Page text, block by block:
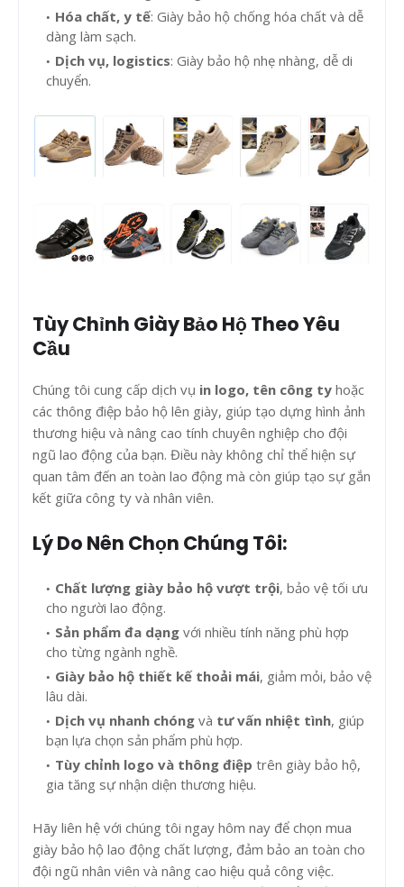
Hóa chất, y tế: Giày bảo hộ chống hóa chất và dễ
dàng làm sạch.
Dịch vụ, logistics: Giày bảo hộ nhẹ nhàng, dễ di
chuyển.
Tùy Chỉnh Giày Bảo Hộ Theo Yêu
Cầu
Chúng tôi cung cấp dịch vụ in logo, tên công ty hoặc
các thông điệp bảo hộ lên giày, giúp tạo dựng hình ảnh
thương hiệu và nâng cao tính chuyên nghiệp cho đội
ngũ lao động của bạn. Điều này không chỉ thể hiện sự
quan tâm đến an toàn lao động mà còn giúp tạo sự gắn
kết giữa công ty và nhân viên.
Lý Do Nên Chọn Chúng Tôi:
Chất lượng giày bảo hộ vượt trội, bảo vệ tối ưu
cho người lao động.
Sản phẩm đa dạng với nhiều tính năng phù hợp
cho từng ngành nghề.
Giày bảo hộ thiết kế thoải mái, giảm mỏi, bảo vệ
lâu dài.
Dịch vụ nhanh chóng và tư vấn nhiệt tình, giúp
bạn lựa chọn sản phẩm phù hợp.
Tùy chỉnh logo và thông điệp trên giày bảo hộ,
gia tăng sự nhận diện thương hiệu.
Hãy liên hệ với chúng tôi ngay hôm nay để chọn mua
giày bảo hộ lao động chất lượng, đảm bảo an toàn cho
đội ngũ nhân viên và nâng cao hiệu quả công việc.